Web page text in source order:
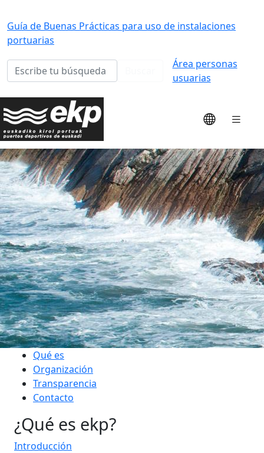
Guía de Buenas Prácticas para uso de instalaciones
portuarias
Área personas
usuarias
Qué es
Organización
Transparencia
Contacto
¿Qué es ekp?
Introducción